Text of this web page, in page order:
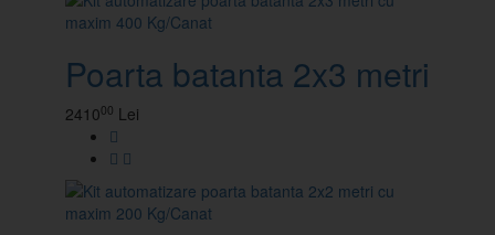
Poarta batanta 2x3 metri
241000 Lei